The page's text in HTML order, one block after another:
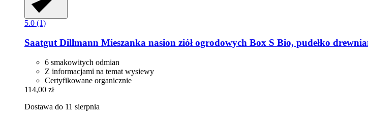
5.0 (1)
Saatgut Dillmann Mieszanka nasion ziół ogrodowych Box S Bio, pudełko
6 smakowitych odmian
Z informacjami na temat wysiewy
Certyfikowane organicznie
114,00 zł
Dostawa do 11 sierpnia